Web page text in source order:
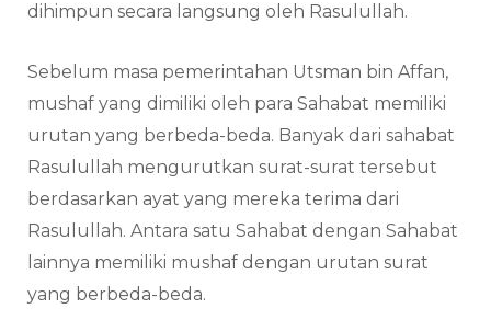
dihimpun secara langsung oleh Rasulullah.
Sebelum masa pemerintahan Utsman bin Affan,
mushaf yang dimiliki oleh para Sahabat memiliki
urutan yang berbeda-beda. Banyak dari sahabat
Rasulullah mengurutkan surat-surat tersebut
berdasarkan ayat yang mereka terima dari
Rasulullah. Antara satu Sahabat dengan Sahabat
lainnya memiliki mushaf dengan urutan surat
yang berbeda-beda.